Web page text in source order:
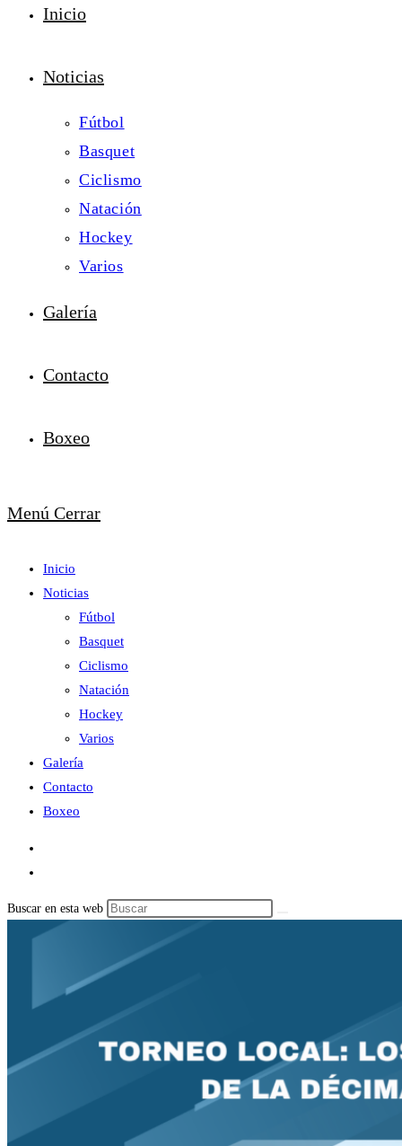
Inicio
Noticias
Fútbol
Basquet
Ciclismo
Natación
Hockey
Varios
Galería
Contacto
Boxeo
Menú Cerrar
Inicio
Noticias
Fútbol
Basquet
Ciclismo
Natación
Hockey
Varios
Galería
Contacto
Boxeo
Buscar en esta web